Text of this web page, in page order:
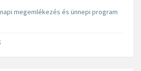
megemlékezés és ünnepi program